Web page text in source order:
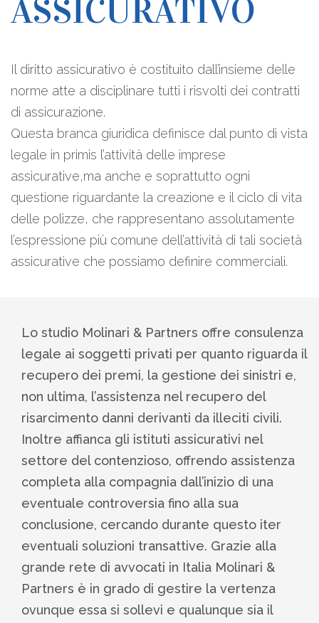
ASSICURATIVO
Il diritto assicurativo è costituito dall’insieme delle
norme atte a disciplinare tutti i risvolti dei contratti
di assicurazione.
Questa branca giuridica definisce dal punto di vista
legale in primis l’attività delle imprese
assicurative,ma anche e soprattutto ogni
questione riguardante la creazione e il ciclo di vita
delle polizze, che rappresentano assolutamente
l’espressione più comune dell’attività di tali società
assicurative che possiamo definire commerciali.
Lo studio Molinari & Partners offre consulenza
legale ai soggetti privati per quanto riguarda il
recupero dei premi, la gestione dei sinistri e,
non ultima, l’assistenza nel recupero del
risarcimento danni derivanti da illeciti civili.
Inoltre affianca gli istituti assicurativi nel
settore del contenzioso, offrendo assistenza
completa alla compagnia dall’inizio di una
eventuale controversia fino alla sua
conclusione, cercando durante questo iter
eventuali soluzioni transattive. Grazie alla
grande rete di avvocati in Italia Molinari &
Partners è in grado di gestire la vertenza
ovunque essa si sollevi e qualunque sia il